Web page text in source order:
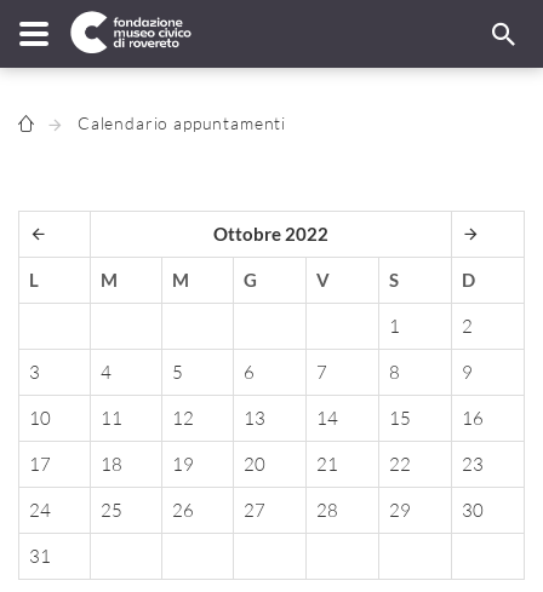
Calendario appuntamenti
Ottobre 2022
L M M G V S D
1
2
3
4 5 6 7 8
9
10
11 12 13 14 15
16
17
18 19 20 21 22
23
24
25 26 27 28 29
30
31